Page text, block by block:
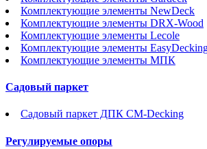
Комплектующие элементы NewDeck
Комплектующие элементы DRX-Wood
Комплектующие элементы Lecole
Комплектующие элементы
Комплектующие элементы МПК
Садовый паркет
Садовый паркет ДПК CM-Decking
Регулируемые опоры